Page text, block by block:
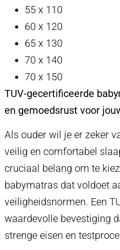
55 x 110
60 x 120
65 x 130
70 x 140
70 x 150
TUV-gecertificeerde
en gemoedsrust voor
Als ouder wil je er zeker
veilig en comfortabel
cruciaal belang om te
babymatras dat voldoet
veiligheidsnormen. Een
waardevolle bevestiging
strenge eisen en